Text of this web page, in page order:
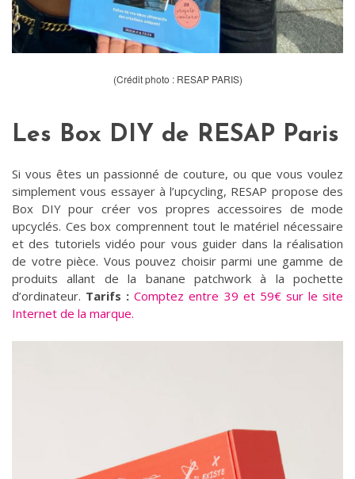
(Crédit photo : RESAP PARIS)
Les Box DIY de RESAP Paris
Si vous êtes un passionné de couture, ou que vous voulez
simplement vous essayer à l’upcycling, RESAP propose des
Box DIY pour créer vos propres accessoires de mode
upcyclés. Ces box comprennent tout le matériel nécessaire
et des tutoriels vidéo pour vous guider dans la réalisation
de votre pièce. Vous pouvez choisir parmi une gamme de
produits allant de la banane patchwork à la pochette
d’ordinateur. Tarifs : Comptez entre 39 et 59€ sur le site
Internet de la marque.